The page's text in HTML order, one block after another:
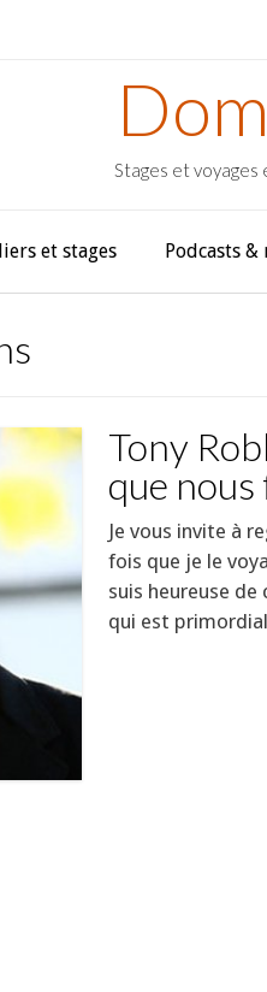
Stages et voyages
et stages Podcasts
Tony
que nous
Je vous invite à
fois que je le
suis heureuse
qui est